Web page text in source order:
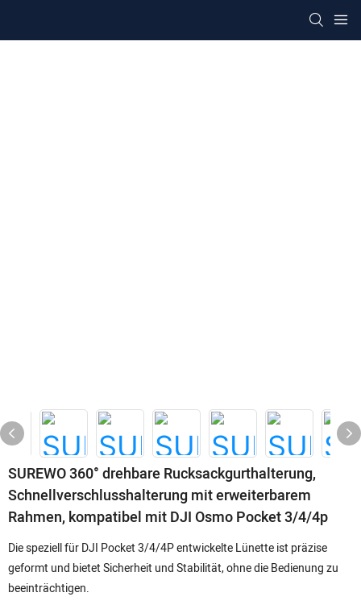
SUREWO 360° drehbare Rucksackgurthalterung,
Schnellverschlusshalterung mit erweiterbarem
Rahmen, kompatibel mit DJI Osmo Pocket 3/4/4p
Die speziell für DJI Pocket 3/4/4P entwickelte Lünette ist präzise
geformt und bietet Sicherheit und Stabilität, ohne die Bedienung zu
beeinträchtigen.